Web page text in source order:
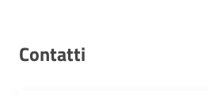
Contatti